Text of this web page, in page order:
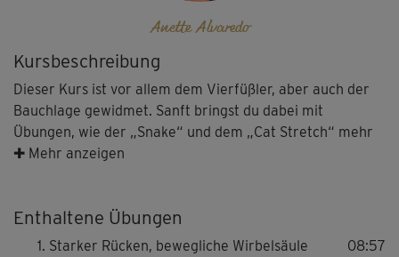
Kursbeschreibung
Dieser Kurs ist vor allem dem Vierfüßler, aber auch der
Bauchlage gewidmet. Sanft bringst du dabei mit
Übungen, wie der „Snake“ und dem „Cat Stretch“ mehr
Kraft in Bauch und Rücken sowie Länge in die Wirbelsäule
fließen!
✚ Mehr anzeigen
Enthaltene Übungen
Starker Rücken, bewegliche Wirbelsäule 08:57
Anette Alvaredo